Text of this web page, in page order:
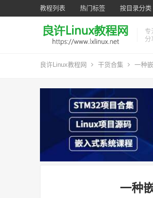
教程列表 热门标签 按目录分类
专
分
良许Linux教程网 干货合集 一种
一种